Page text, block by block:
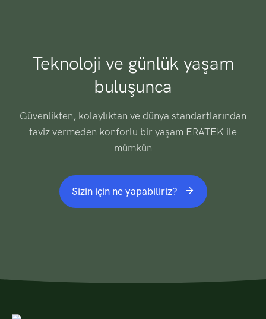
Teknoloji ve günlük yaşam
buluşunca
Güvenlikten, kolaylıktan ve dünya standartlarından
taviz vermeden konforlu bir yaşam ERATEK ile
mümkün
Sizin için ne yapabiliriz?